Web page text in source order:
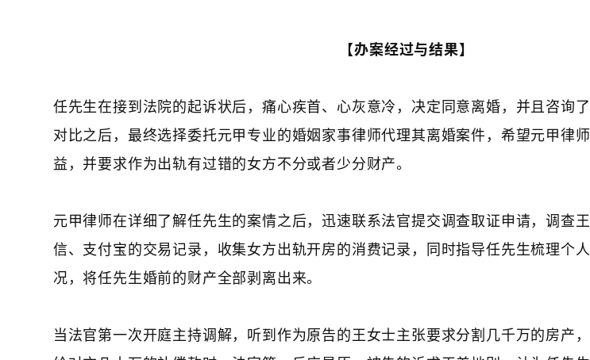
【办案经过与结果】
任先生在接到法院的起诉状后，痛心疾首、心灰意冷，决定同意离婚，并且咨询
对比之后，最终选择委托元甲专业的婚姻家事律师代理其离婚案件，希望元甲律
益，并要求作为出轨有过错的女方不分或者少分财产。
元甲律师在详细了解任先生的案情之后，迅速联系法官提交调查取证申请，调查
信、支付宝的交易记录，收集女方出轨开房的消费记录，同时指导任先生梳理个
况，将任先生婚前的财产全部剥离出来。
当法官第一次开庭主持调解，听到作为原告的王女士主张要求分割几千万的房产